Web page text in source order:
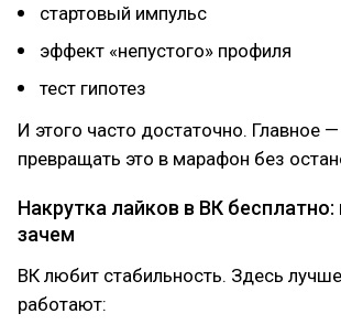
стартовый импульс
эффект «непустого» профиля
тест гипотез
И этого часто достаточно. Главное
превращать это в марафон без
Накрутка лайков в ВК бесплатно:
зачем
ВК любит стабильность. Здесь
работают: